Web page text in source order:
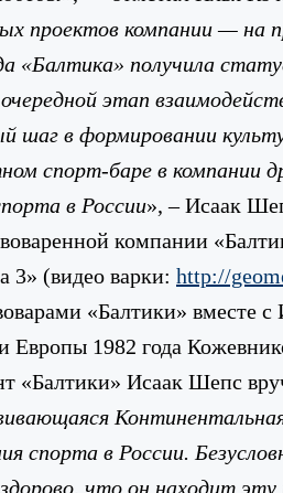
проектов компании —
«Балтика» получила
этап
шаг в формировании
спорт-баре в компании
в России», – Исаак
компании
3» (видео варки: http://
«Балтики»
1982 года
«Балтики» Исаак Шепс
в России.
что он находит